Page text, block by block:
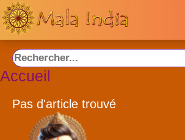
Accueil
Pas d'article trouvé